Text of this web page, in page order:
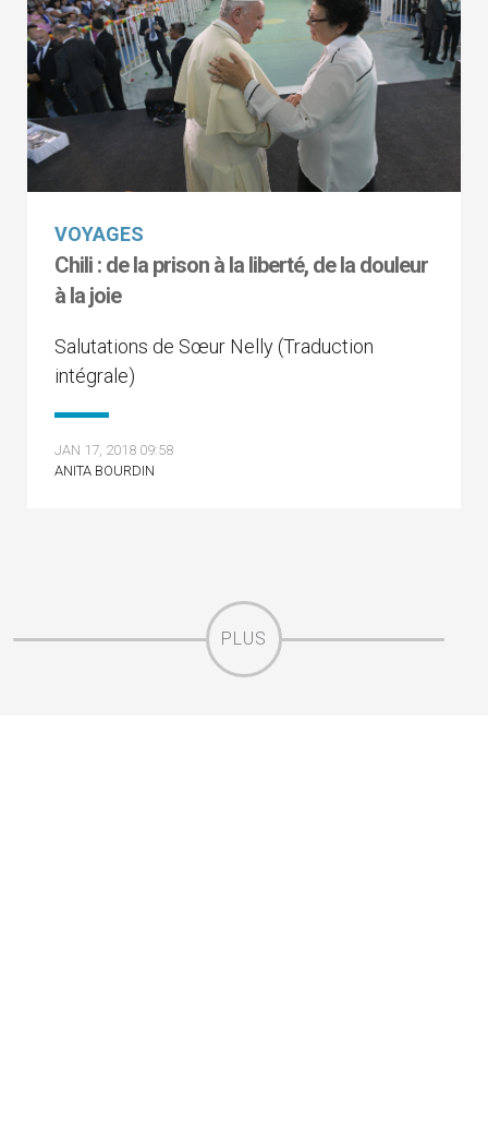
VOYAGES
Chili : de la prison à la liberté, de la douleur
à la joie
Salutations de Sœur Nelly (Traduction
intégrale)
JAN 17, 2018 09:58
ANITA BOURDIN
PLUS